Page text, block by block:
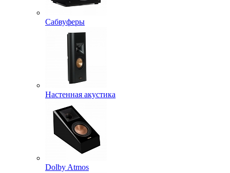
Сабвуферы
Настенная акустика
Dolby Atmos